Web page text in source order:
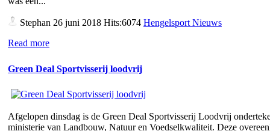
Stephan 26 juni 2018 Hits:6074 Hengelsport Nieuws
Read more
Green Deal Sportvisserij loodvrij
Afgelopen dinsdag is de Green Deal Sportvisserij Loodvrij
ministerie van Landbouw, Natuur en Voedselkwaliteit. Deze